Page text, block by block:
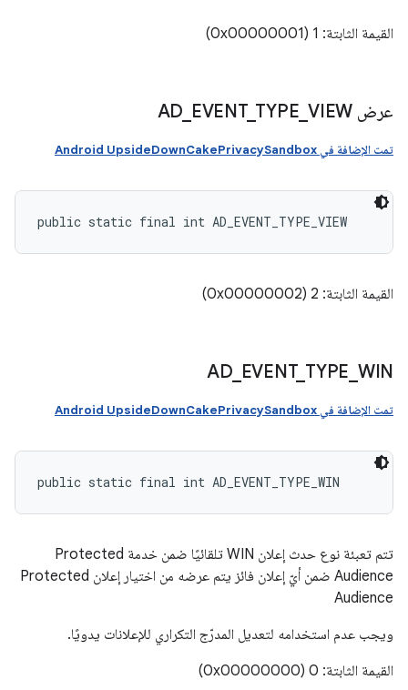
القيمة الثابتة: 1 (0x00000001)
عرض AD EVENT_ TYPE VIEW
تمت الإضافة في Android UpsideDownCakePrivacySandbox
public static final int AD_EVENT_TYPE_VIEW
القيمة الثابتة: 2 (0x00000002)
AD_ EVENT_ TYPE WIN
تمت الإضافة في Android UpsideDownCakePrivacySandbox
public static final int AD_EVENT_TYPE_WIN
تتم تعبئة نوع حدث إعلان WIN تلقائيًا ضمن خدمة Protected
Audience ضمن أيّ إعلان فائز يتم عرضه من اختيار إعلان Protected
Audience
ويجب عدم استخدامه لتعديل المدرّج التكراري للإعلانات يدويًا.
القيمة الثابتة: 0 (0x00000000)